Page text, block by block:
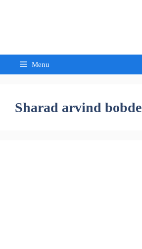
Menu
Sharad arvind bobde